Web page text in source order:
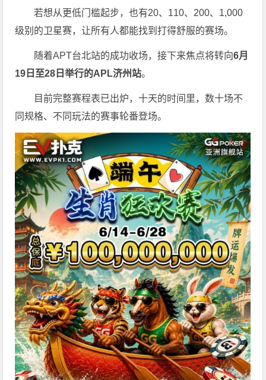
若想从更低门槛起步，也有20、110、200、1,000
级别的卫星赛，让所有人都能找到打得舒服的赛场。
随着APT台北站的成功收场，接下来焦点将转向6月
19 日至28 日举行的APL济州站。
目前完整赛程表已出炉，十天的时间里，数十场不
同规格、不同玩法的赛事轮番登场。